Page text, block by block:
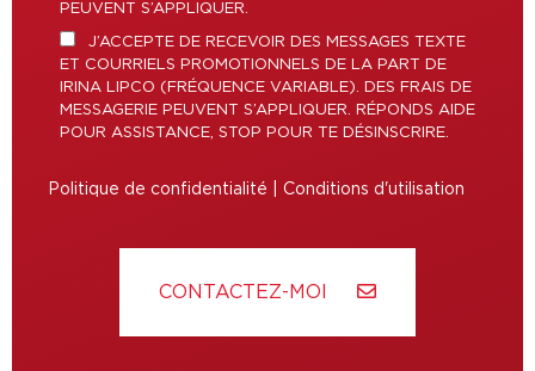
PEUVENT S’APPLIQUER.
J’ACCEPTE DE RECEVOIR DES MESSAGES TEXTE
ET COURRIELS PROMOTIONNELS DE LA PART DE
IRINA LIPCO (FRÉQUENCE VARIABLE). DES FRAIS DE
MESSAGERIE PEUVENT S’APPLIQUER. RÉPONDS AIDE
POUR ASSISTANCE, STOP POUR TE DÉSINSCRIRE.
Politique de confidentialité Conditions d'utilisation
CONTACTEZ-MOI